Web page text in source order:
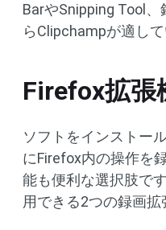
BarやSnipping Tool
らClipchampが適して
Firefox拡張
ソフトをインストー
にFirefox内の操作を
能も便利な選択肢で
用できる2つの録画拡